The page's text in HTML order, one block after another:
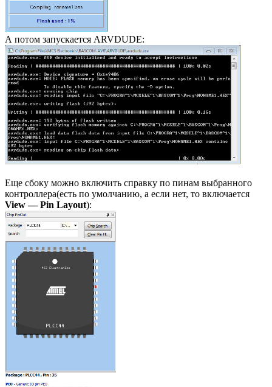
А потом запускается ARVDUDE:
Еще сбоку можно включить справку по пинам выбранного
контроллера(есть по умолчанию, а если нет, то включается
View — Pin Layout):